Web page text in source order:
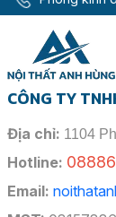
CÔNG TY
Địa chỉ: 1104
Hotline:
Email: